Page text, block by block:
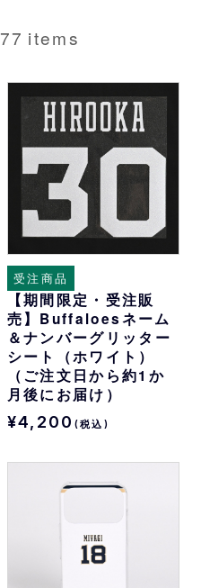
77 items
受注商品
【期間限定・受注販
売】Buffaloesネーム
＆ナンバーグリッター
シート（ホワイト）
（ご注文日から約1か
月後にお届け）
¥4,200 (税込)